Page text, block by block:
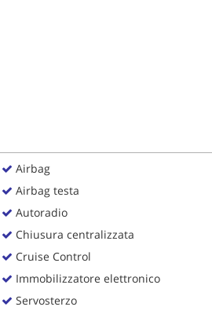
Airbag
Airbag testa
Autoradio
Chiusura centralizzata
Cruise Control
Immobilizzatore elettronico
Servosterzo